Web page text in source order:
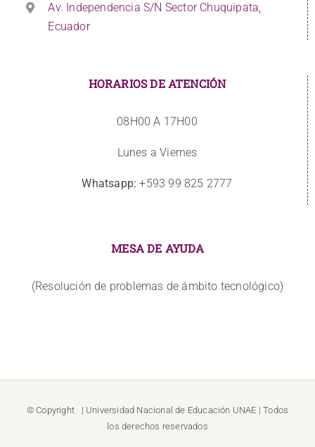
Av. Independencia S/N Sector Chuquipata,
Ecuador
HORARIOS DE ATENCIÓN
08H00 A 17H00
Lunes a Viernes
Whatsapp: +593 99 825 2777
MESA DE AYUDA
(Resolución de problemas de ámbito tecnológico)
© Copyright | Universidad Nacional de Educación UNAE | Todos
los derechos reservados